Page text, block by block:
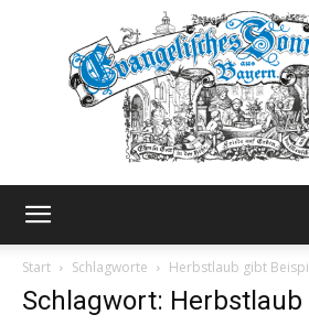
Start Schlagworte Herbstlaub gibt
Schlagwort: Herbstlaub